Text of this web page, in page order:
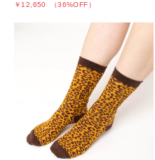
￥12,650 （36%OFF）